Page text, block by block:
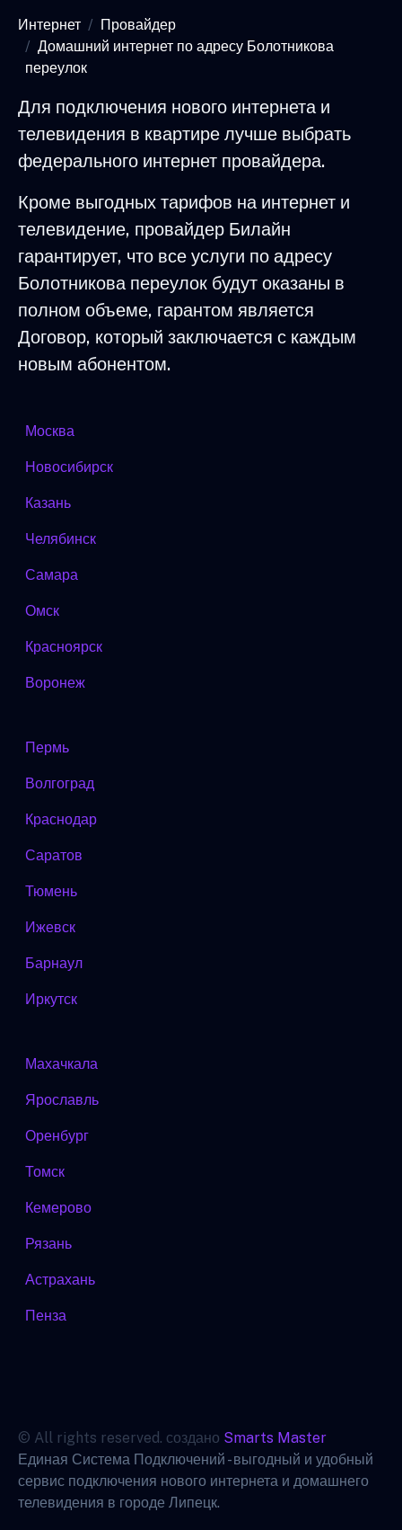
Интернет
Провайдер
Домашний интернет по адресу Болотникова
переулок
Для подключения нового интернета и
телевидения в квартире лучше выбрать
федерального интернет провайдера.
Кроме выгодных тарифов на интернет и
телевидение, провайдер Билайн
гарантирует, что все услуги по адресу
Болотникова переулок будут оказаны в
полном объеме, гарантом является
Договор, который заключается с каждым
новым абонентом.
Москва
Новосибирск
Казань
Челябинск
Самара
Омск
Красноярск
Воронеж
Пермь
Волгоград
Краснодар
Саратов
Тюмень
Ижевск
Барнаул
Иркутск
Махачкала
Ярославль
Оренбург
Томск
Кемерово
Рязань
Астрахань
Пенза
© All rights reserved. создано Smarts Master
Единая Система Подключений - выгодный и удобный
сервис подключения нового интернета и домашнего
телевидения в городе Липецк.